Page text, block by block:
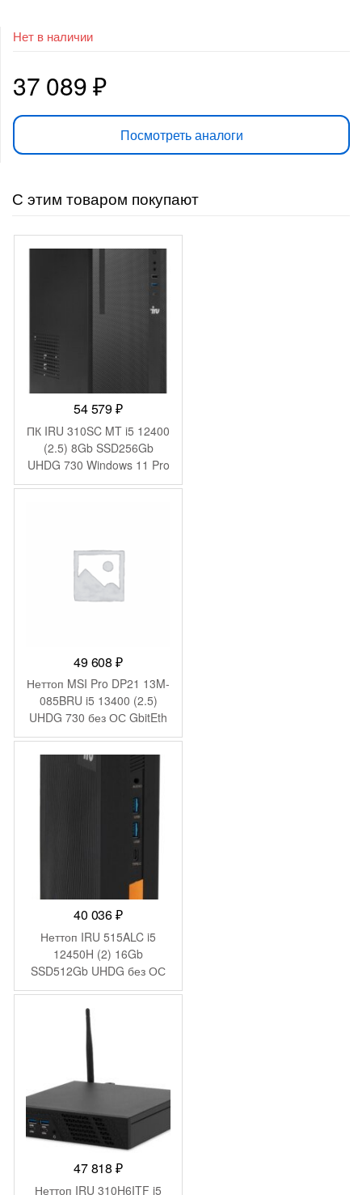
Нет в наличии
37 089₽
Посмотреть аналоги
С этим товаром покупают
54 579₽
ПК IRU 310SC MT i5 12400
(2.5) 8Gb SSD256Gb
UHDG 730 Windows 11 Pro
GbitEth 200W черный
49 608₽
Неттоп MSI Pro DP21 13M-
085BRU i5 13400 (2.5)
UHDG 730 без ОС GbitEth
WiFi BT 120W черный
(936-B0A421-089)
40 036₽
Неттоп IRU 515ALC i5
12450H (2) 16Gb
SSD512Gb UHDG без ОС
GbitEth WiFi BT 120W
черный (2012451)
47 818₽
Неттоп IRU 310H6ITF i5